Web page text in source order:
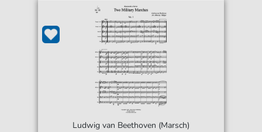
Ludwig van Beethoven (Marsch)